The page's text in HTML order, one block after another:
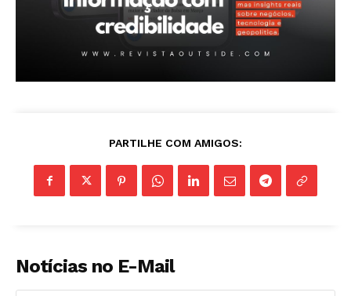
PARTILHE COM AMIGOS:
Notícias no E-Mail